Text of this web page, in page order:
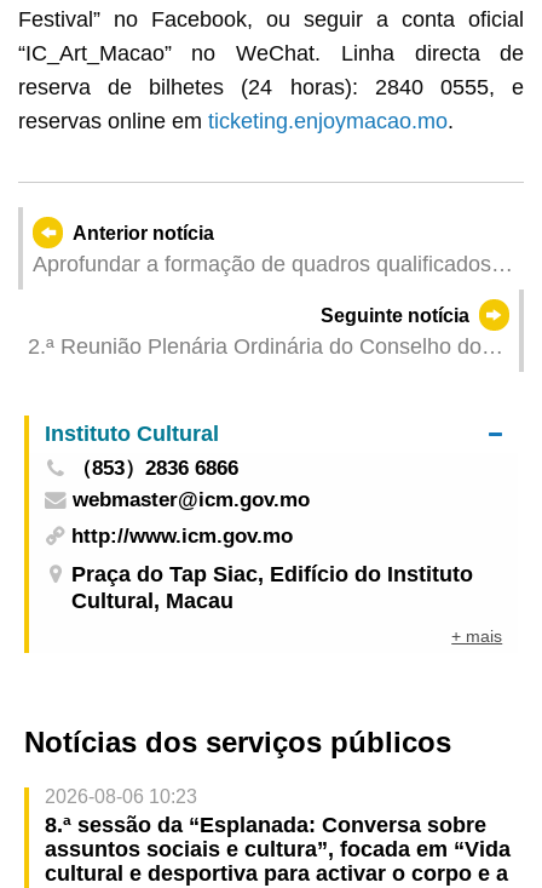
Festival” no Facebook, ou seguir a conta oficial
“IC_Art_Macao” no WeChat. Linha directa de
reserva de bilhetes (24 horas): 2840 0555, e
reservas online em ticketing.enjoymacao.mo.
Anterior notícia
Aprofundar a formação de quadros qualificados
elevar a qualidade profissional na construção civil
Abertas as inscrições para o “Curso de formação
civil”
Seguinte notícia
2.ª Reunião Plenária Ordinária do Conselho do
Instituto Cultural
（853）2836 6866
webmaster@icm.gov.mo
http://www.icm.gov.mo
Praça do Tap Siac, Edifício do Instituto
Cultural, Macau
+ mais
Notícias dos serviços públicos
2026-08-06 10:23
8.ª sessão da “Esplanada: Conversa sobre
assuntos sociais e cultura”, focada em “Vida
cultural e desportiva para activar o corpo e a